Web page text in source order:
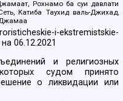
Рохнамо ба суи давлати
Катиба Таухид валь-Джихад,
i-ekstremistskie-
на06.12.2021
и религиозных
судом принято
о ликвидации или